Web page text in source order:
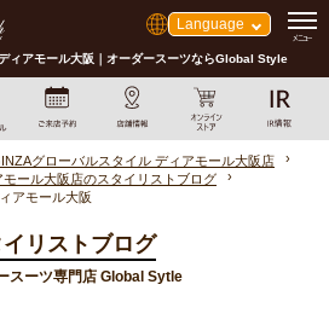
Language
ィアモール大阪｜オーダースーツならGlobal Style
グローバルスタイル ディアモール大阪店
ール大阪店のスタイリストブログ
アモール大阪
リストブログ
スーツ専門店 Global Sytle